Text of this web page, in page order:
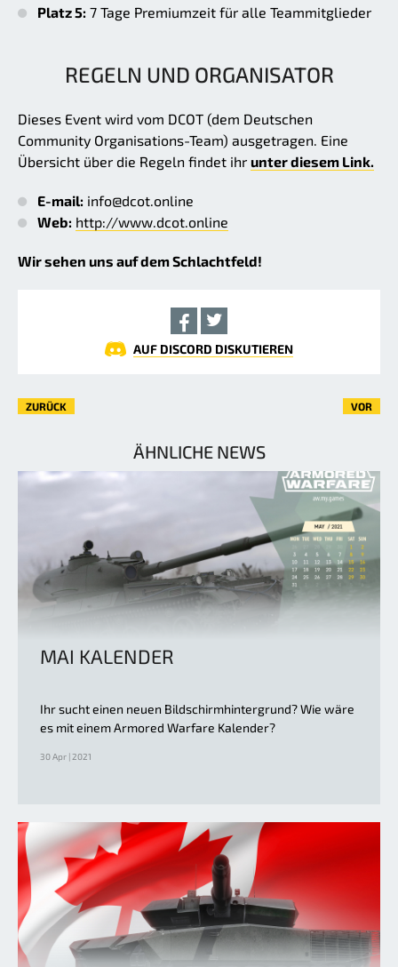
Platz 5: 7 Tage Premiumzeit für alle Teammitglieder
REGELN UND ORGANISATOR
Dieses Event wird vom DCOT (dem Deutschen
Community Organisations-Team) ausgetragen. Eine
Übersicht über die Regeln findet ihr unter diesem Link.
E-mail: info@dcot.online
Web: http://www.dcot.online
Wir sehen uns auf dem Schlachtfeld!
AUF DISCORD DISKUTIEREN
ZURÜCK VOR
ÄHNLICHE NEWS
MAI KALENDER
Ihr sucht einen neuen Bildschirmhintergrund? Wie wäre
es mit einem Armored Warfare Kalender?
30 Apr | 2021